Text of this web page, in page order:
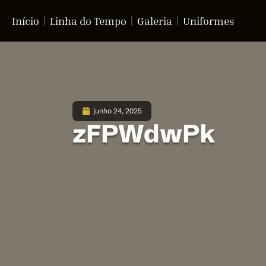
Início Linha do Tempo Galeria Uniformes
junho 24, 2025
zFPWdwPk